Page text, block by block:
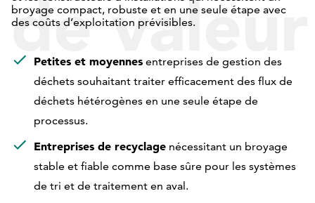
de valeur
maximale
broyage compact, robuste et en une seule étape avec
des coûts d’exploitation prévisibles.
Petites et moyennes entreprises de gestion des
déchets souhaitant traiter efficacement des flux de
déchets hétérogènes en une seule étape de
processus.
Entreprises de recyclage nécessitant un broyage
stable et fiable comme base sûre pour les systèmes
de tri et de traitement en aval.